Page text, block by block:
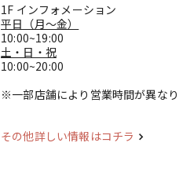
1F インフォメーション
平日（月～金）
10:00~19:00
土・日・祝
10:00~20:00
※一部店舗により営業時間が異なり
その他詳しい情報はコチラ